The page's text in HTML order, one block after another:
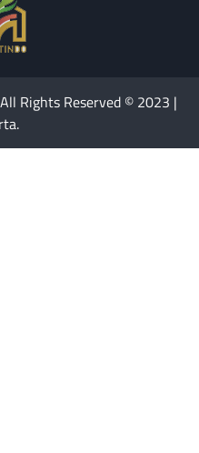
Rights Reserved © 2023 |